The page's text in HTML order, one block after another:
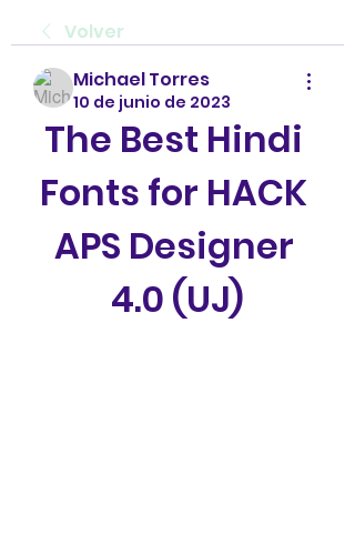
Volver
Michael Torres
10 de junio de 2023
The Best Hindi
Fonts for HACK
APS Designer
4.0 (UJ)